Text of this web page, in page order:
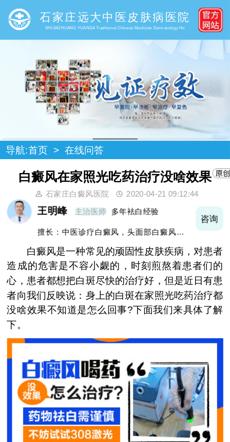
石家庄远大中医皮肤病医院
SHIJIAZHUANG YUANDA Traditional Chinese Medicine Dermatology Ho
导航:首页 > 在线问答
白癜风在家照光吃药治疗没啥效果
石家庄白癜风医院 2020-04-21 09:12:44
王明峰 主治医师 多年袪白经验
擅长：中医诊疗白癜风，头面部白癜风，青
咨询
白癜风是一种常见的顽固性皮肤疾病，对患者
造成的危害是不容小觑的，时刻煎熬着患者们的
心，患者都想把白斑尽快的治疗好，但是近日有患
者向我们反映说：身上的白斑在家照光吃药治疗都
没啥效果不知道是怎么回事?下面我们来具体了解
下。